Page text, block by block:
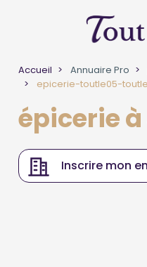
Accueil Annuaire Pro
epicerie-toutle05-
épicerie à
Inscrire mon